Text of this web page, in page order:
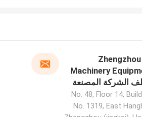
Machinery
No. 48, Floor 14,
No. 1319, East